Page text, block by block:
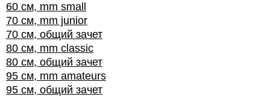
60 см, mm small
70 см, mm junior
70 см, общий зачет
80 см, mm classic
80 см, общий зачет
95 см, mm amateurs
95 см, общий зачет